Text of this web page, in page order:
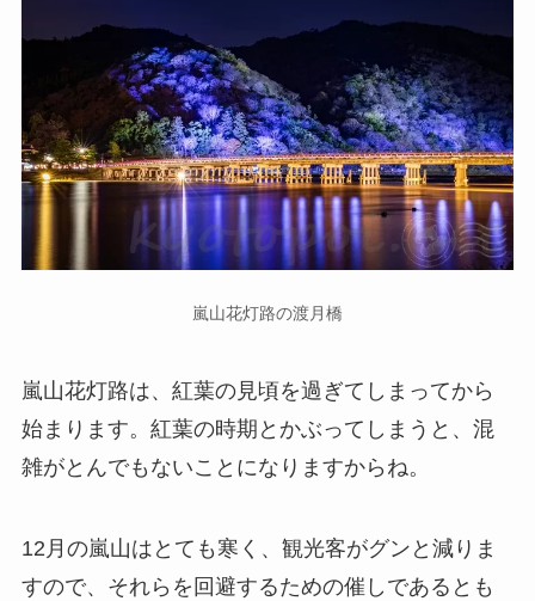
嵐山花灯路の渡月橋
嵐山花灯路は、紅葉の見頃を過ぎてしまってから
始まります。紅葉の時期とかぶってしまうと、混
雑がとんでもないことになりますからね。
12月の嵐山はとても寒く、観光客がグンと減りま
すので、それらを回避するための催しであるとも